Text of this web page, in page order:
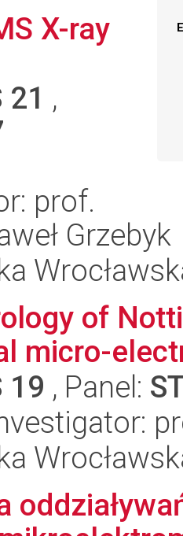
X-ray
21 ,
prof.
Grzebyk
of
micro-
19 , Panel: